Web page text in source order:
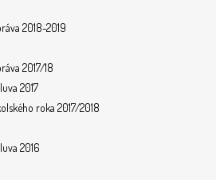
2018-2019
2017/18
2017
roka 2017/2018
2016